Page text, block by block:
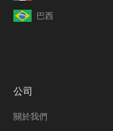
巴西
公司
關於我們